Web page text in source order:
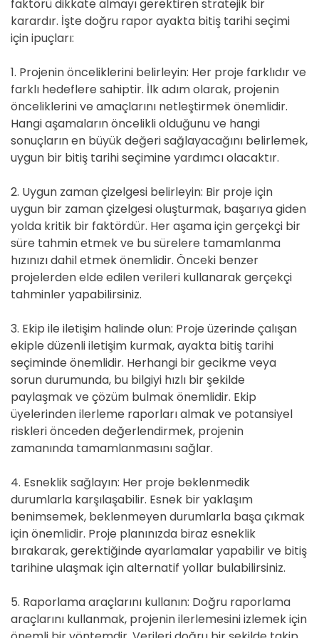
faktörü dikkate almayı gerektiren stratejik bir
karardır. İşte doğru rapor ayakta bitiş tarihi seçimi
için ipuçları:
1. Projenin önceliklerini belirleyin: Her proje farklıdır ve
farklı hedeflere sahiptir. İlk adım olarak, projenin
önceliklerini ve amaçlarını netleştirmek önemlidir.
Hangi aşamaların öncelikli olduğunu ve hangi
sonuçların en büyük değeri sağlayacağını belirlemek,
uygun bir bitiş tarihi seçimine yardımcı olacaktır.
2. Uygun zaman çizelgesi belirleyin: Bir proje için
uygun bir zaman çizelgesi oluşturmak, başarıya giden
yolda kritik bir faktördür. Her aşama için gerçekçi bir
süre tahmin etmek ve bu sürelere tamamlanma
hızınızı dahil etmek önemlidir. Önceki benzer
projelerden elde edilen verileri kullanarak gerçekçi
tahminler yapabilirsiniz.
3. Ekip ile iletişim halinde olun: Proje üzerinde çalışan
ekiple düzenli iletişim kurmak, ayakta bitiş tarihi
seçiminde önemlidir. Herhangi bir gecikme veya
sorun durumunda, bu bilgiyi hızlı bir şekilde
paylaşmak ve çözüm bulmak önemlidir. Ekip
üyelerinden ilerleme raporları almak ve potansiyel
riskleri önceden değerlendirmek, projenin
zamanında tamamlanmasını sağlar.
4. Esneklik sağlayın: Her proje beklenmedik
durumlarla karşılaşabilir. Esnek bir yaklaşım
benimsemek, beklenmeyen durumlarla başa çıkmak
için önemlidir. Proje planınızda biraz esneklik
bırakarak, gerektiğinde ayarlamalar yapabilir ve bitiş
tarihine ulaşmak için alternatif yollar bulabilirsiniz.
5. Raporlama araçlarını kullanın: Doğru raporlama
araçlarını kullanmak, projenin ilerlemesini izlemek için